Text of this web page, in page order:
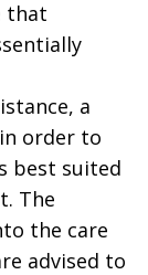
that
a
order to
best suited
The
the care
advised to